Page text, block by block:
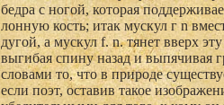
бедра с ногой, которая
лонную кость; итак мускул г n
дугой, а мускул f. n. тянет вверх
выгибая спину назад и выпячивая
словами то, что в природе
если поэт, оставив такое